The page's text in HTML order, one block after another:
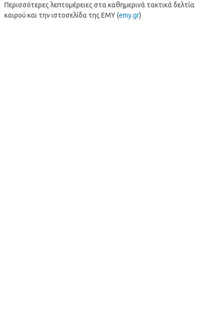
Περισσότερες λεπτομέρειες στα καθημερινά τακτικά δελτία
καιρού και την ιστοσελίδα της ΕΜΥ (emy.gr)